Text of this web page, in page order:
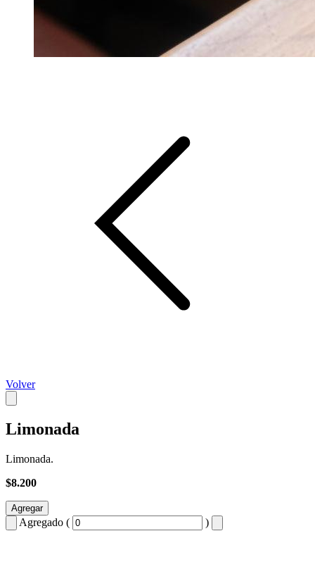
Volver
Limonada
Limonada.
$8.200
Agregar
Agregado ( )